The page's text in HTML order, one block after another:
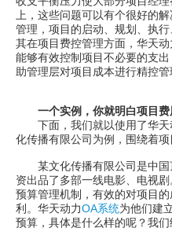
上，这些问题可以有个很好的
管理，项目的启动、规划、执
其在项目费控管理方面，华天动
能够有效控制项目不必要的支
助管理层对项目成本进行精控管
一个实例，你就明白项目
下面，我们就以使用了华天
化传播有限公司为例，围绕着项
某文化传播有限公司是中国
资出品了多部一线电影、电视
预算管理机制，有效的对项目
利。华天动力OA系统为他们建
预算，具体是什么样的呢？我们